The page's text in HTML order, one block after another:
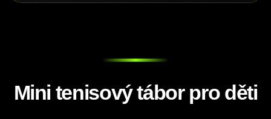
Mini tenisový tábor pro děti